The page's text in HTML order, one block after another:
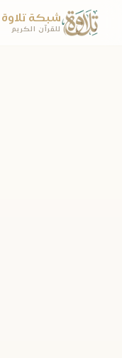
شبكة تلاوة
للقرآن الكريم